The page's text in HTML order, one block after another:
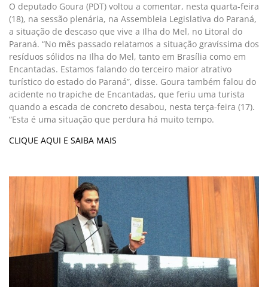
O deputado Goura (PDT) voltou a comentar, nesta quarta-feira
(18), na sessão plenária, na Assembleia Legislativa do Paraná,
a situação de descaso que vive a Ilha do Mel, no Litoral do
Paraná. “No mês passado relatamos a situação gravíssima dos
resíduos sólidos na Ilha do Mel, tanto em Brasília como em
Encantadas. Estamos falando do terceiro maior atrativo
turístico do estado do Paraná”, disse. Goura também falou do
acidente no trapiche de Encantadas, que feriu uma turista
quando a escada de concreto desabou, nesta terça-feira (17).
“Esta é uma situação que perdura há muito tempo.
CLIQUE AQUI E SAIBA MAIS